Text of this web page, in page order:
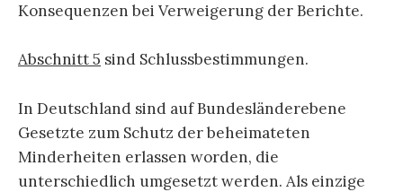
Konsequenzen bei Verweigerung der Berichte.
Abschnitt 5 sind Schlussbestimmungen.
In Deutschland sind auf Bundesländerebene
Gesetzte zum Schutz der beheimateten
Minderheiten erlassen worden, die
unterschiedlich umgesetzt werden. Als einzige